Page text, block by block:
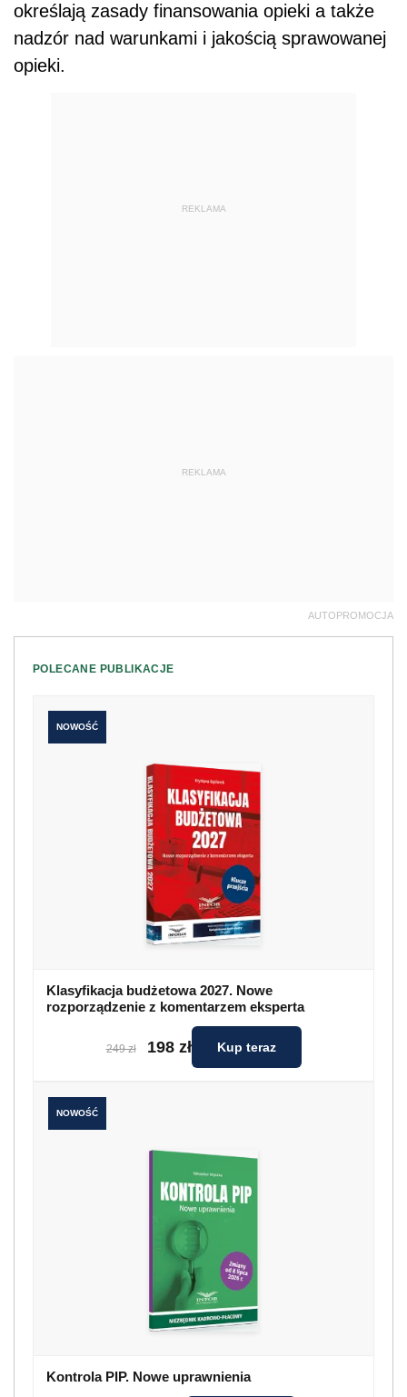
określają zasady finansowania opieki a także
nadzór nad warunkami i jakością sprawowanej
opieki.
REKLAMA
REKLAMA
AUTOPROMOCJA
POLECANE PUBLIKACJE
NOWOŚĆ
Klasyfikacja budżetowa 2027. Nowe
rozporządzenie z komentarzem eksperta
249 zł 198 zł Kup teraz
NOWOŚĆ
Kontrola PIP. Nowe uprawnienia